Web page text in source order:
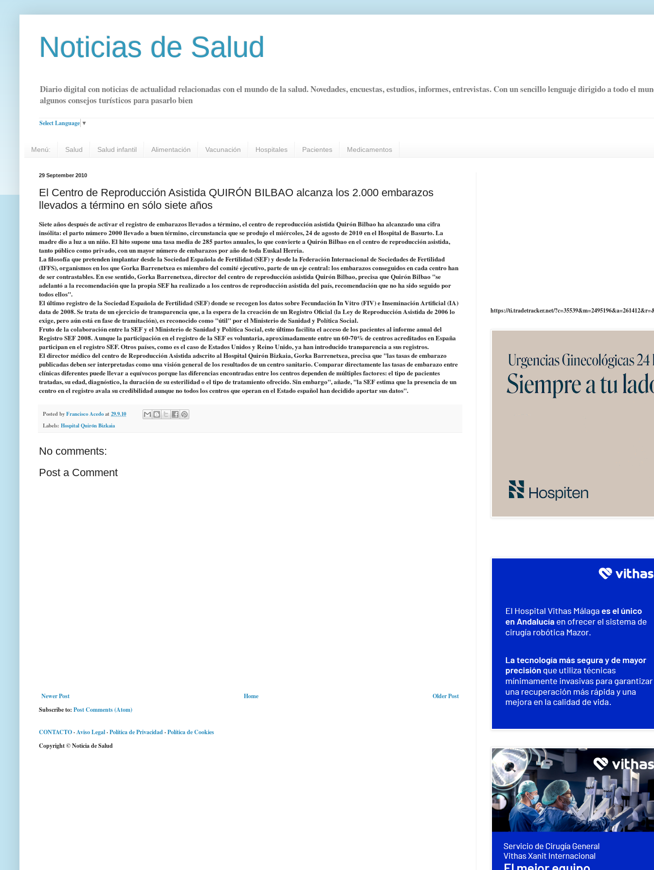
Noticias de Salud
Diario digital con noticias de actualidad relacionadas con el mundo de la salud. Novedades, encuestas, estudios, informes, entrevistas. Con un sencillo lenguaje dirigido a todo el
algunos consejos turísticos para pasarlo bien
Select Language ▼
Menú: Salud Salud infantil Alimentación Vacunación Hospitales Pacientes Medicamentos
29 September 2010
El Centro de Reproducción Asistida QUIRÓN BILBAO alcanza los 2.000 embarazos
llevados a término en sólo siete años
Siete años después de activar el registro de embarazos llevados a término, el centro de reproducción asistida Quirón Bilbao ha alcanzado una cifra
insólita: el parto número 2000 llevado a buen término, circunstancia que se produjo el miércoles, 24 de agosto de 2010 en el Hospital de Basurto. La
madre dio a luz a un niño. El hito supone una tasa media de 285 partos anuales, lo que convierte a Quirón Bilbao en el centro de reproducción asistida,
tanto público como privado, con un mayor número de embarazos por año de toda Euskal Herria.
La filosofía que pretenden implantar desde la Sociedad Española de Fertilidad (SEF) y desde la Federación Internacional de Sociedades de Fertilidad
(IFFS), organismos en los que Gorka Barrenetxea es miembro del comité ejecutivo, parte de un eje central: los embarazos conseguidos en cada centro han
de ser contrastables. En ese sentido, Gorka Barrenetxea, director del centro de reproducción asistida Quirón Bilbao, precisa que Quirón Bilbao "se
adelantó a la recomendación que la propia SEF ha realizado a los centros de reproducción asistida del país, recomendación que no ha sido seguido por
todos ellos".
El último registro de la Sociedad Española de Fertilidad (SEF) donde se recogen los datos sobre Fecundación In Vitro (FIV) e Inseminación Artificial (IA)
data de 2008. Se trata de un ejercicio de transparencia que, a la espera de la creación de un Registro Oficial (la Ley de Reproducción Asistida de 2006 lo
exige, pero aún está en fase de tramitación), es reconocido como "útil" por el Ministerio de Sanidad y Política Social.
Fruto de la colaboración entre la SEF y el Ministerio de Sanidad y Política Social, este último facilita el acceso de los pacientes al informe anual del
Registro SEF 2008. Aunque la participación en el registro de la SEF es voluntaria, aproximadamente entre un 60-70% de centros acreditados en España
participan en el registro SEF. Otros países, como es el caso de Estados Unidos y Reino Unido, ya han introducido transparencia a sus registros.
El director médico del centro de Reproducción Asistida adscrito al Hospital Quirón Bizkaia, Gorka Barrenetxea, precisa que "las tasas de embarazo
publicadas deben ser interpretadas como una visión general de los resultados de un centro sanitario. Comparar directamente las tasas de embarazo entre
clínicas diferentes puede llevar a equívocos porque las diferencias encontradas entre los centros dependen de múltiples factores: el tipo de pacientes
tratadas, su edad, diagnóstico, la duración de su esterilidad o el tipo de tratamiento ofrecido. Sin embargo", añade, "la SEF estima que la presencia de un
centro en el registro avala su credibilidad aunque no todos los centros que operan en el Estado español han decidido aportar sus datos".
Posted byFrancisco Acedoat 29.9.10
Labels: Hospital Quirón Bizkaia
No comments:
Post a Comment
Newer Post Older Post
Home
Subscribe to: Post Comments (Atom)
CONTACTO·Aviso Legal·Política de Privacidad·Política de Cookies
Copyright © Noticia de Salud
https://ti.tradetracker.net/